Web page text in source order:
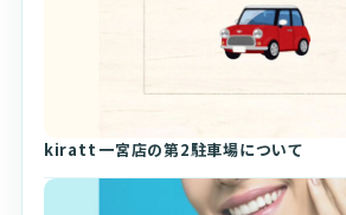
kiratt⁡⁡一宮店の第2駐車場について